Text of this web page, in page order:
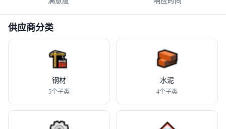
供应商分类
钢材
5个子类
水泥
4个子类